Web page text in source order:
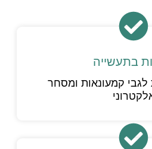
בתעשייה
לגבי קמעונאות ומסחר